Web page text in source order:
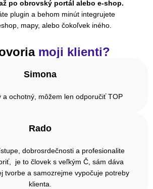
po obrovský portál alebo e-shop.
plugin a behom minút integrujete
mapy, alebo čokoľvek iného.
moji klienti?
Simona
a ochotný, môžem len odporučiť TOP
Rado
dobrosrdečnosti a profesionalite
je to človek s veľkým Č, sám dáva
tvorbe a samozrejme vypočuje potreby
klienta.